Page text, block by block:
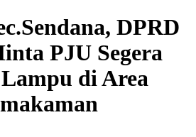
DPRD
PJU Segera
di Area